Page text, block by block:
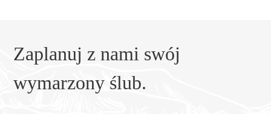
Zaplanuj z nami swój
wymarzony ślub.